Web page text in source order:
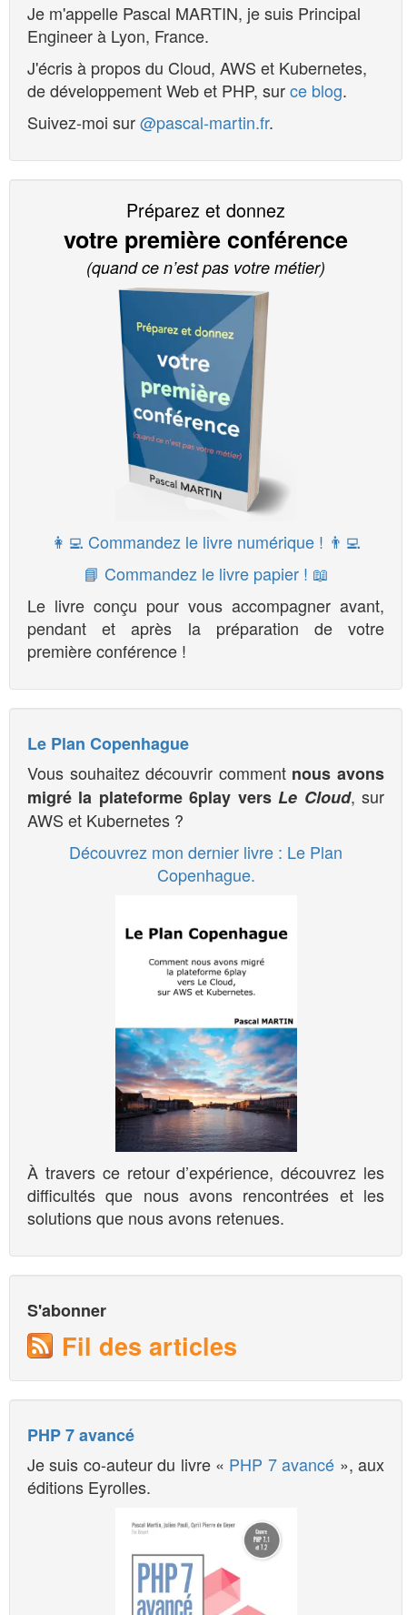
Je m'appelle Pascal MARTIN, je suis Principal
Engineerà Lyon, France.
J'écris à propos du Cloud, AWS et Kubernetes,
de développement Web et PHP, surce blog.
Suivez-moi sur@pascal-martin.fr.
Préparez et donnez
votre première conférence
(quand ce n’est pas votre métier)
👩‍💻 Commandez le livre numérique ! 👨‍💻
📘 Commandez le livre papier ! 📖
Le livre conçu pour vous accompagner avant,
pendant et après la préparation de votre
première conférence !
Le Plan Copenhague
Vous souhaitez découvrir comment nous avons
migré la plateforme 6play versLe Cloud, sur
AWS et Kubernetes ?
Découvrez mon dernier livre : Le Plan
Copenhague.
À travers ce retour d’expérience, découvrez les
difficultés que nous avons rencontrées et les
solutions que nous avons retenues.
S'abonner
Fil des articles
PHP 7 avancé
Je suis co-auteur du livre « PHP 7 avancé », aux
éditions Eyrolles.